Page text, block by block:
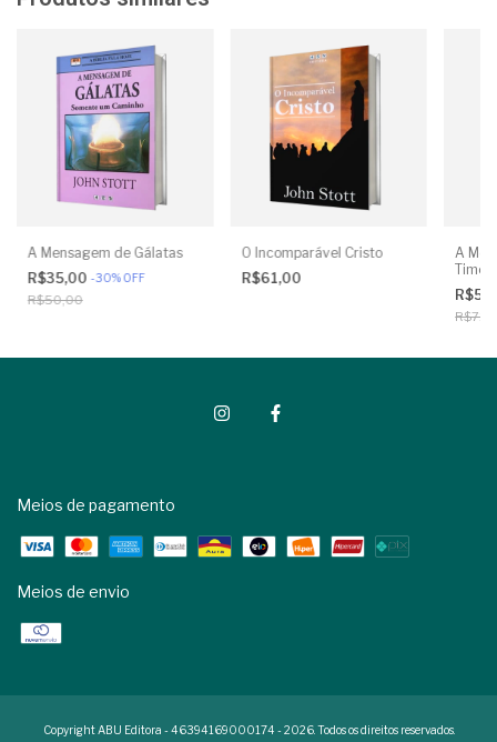
A Mensagem de Gálatas
R$35,00 -30%OFF
R$50,00
O Incomparável Cristo
R$61,00
A
Meios de pagamento
Meios de envio
Copyright ABU Editora - 46394169000174 - 2026. Todos os direitos reservados.